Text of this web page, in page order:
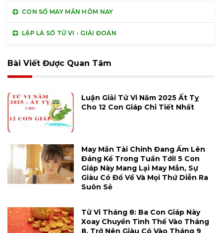
CON SỐ MAY MẮN HÔM NAY
LẬP LÁ SỐ TỬ VI - GIẢI ĐOÁN
Bài Viết Được Quan Tâm
Luận Giải Tử Vi Năm 2025 Ất Tỵ
Cho 12 Con Giáp Chi Tiết Nhất
May Mắn Tài Chính Đang Ấm Lên
Đáng Kể Trong Tuần Tới! 5 Con
Giáp Này Mang Lại May Mắn, Sự
Giàu Có Đổ Về Và Mọi Thứ Diễn Ra
Suôn Sẻ
Tử Vi Tháng 8: Ba Con Giáp Này
Xoay Chuyển Tình Thế Vào Tháng
8, Trở Nên Giàu Có Vào Tháng 9